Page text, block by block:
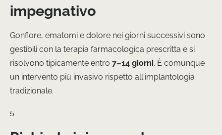
impegnativo
Gonfiore, ematomi e dolore nei giorni successivi sono
gestibili con la terapia farmacologica prescritta e si
risolvono tipicamente entro 7–14 giorni. È comunque
un intervento più invasivo rispetto all’implantologia
tradizionale.
5